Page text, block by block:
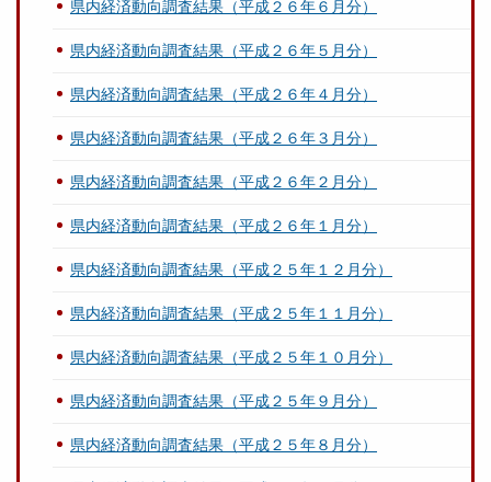
県内経済動向調査結果（平成２６年６月分）
県内経済動向調査結果（平成２６年５月分）
県内経済動向調査結果（平成２６年４月分）
県内経済動向調査結果（平成２６年３月分）
県内経済動向調査結果（平成２６年２月分）
県内経済動向調査結果（平成２６年１月分）
県内経済動向調査結果（平成２５年１２月分）
県内経済動向調査結果（平成２５年１１月分）
県内経済動向調査結果（平成２５年１０月分）
県内経済動向調査結果（平成２５年９月分）
県内経済動向調査結果（平成２５年８月分）